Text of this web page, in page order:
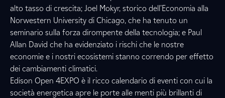
alto tasso di crescita; Joel Mokyr, storico dell’Economia alla
Norwestern University di Chicago, che ha tenuto un
seminario sulla forza dirompente della tecnologia; e Paul
Allan David che ha evidenziato i rischi che le nostre
economie e i nostri ecosistemi stanno correndo per effetto
dei cambiamenti climatici.
Edison Open 4EXPO è il ricco calendario di eventi con cui la
società energetica apre le porte alle menti più brillanti di